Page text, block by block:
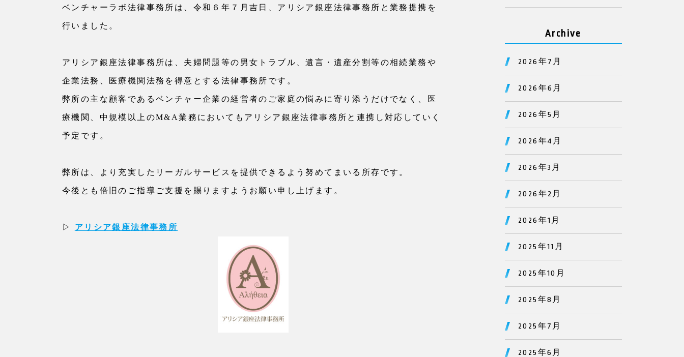
ベンチャーラボ法律事務所は、令和６年７月吉日、アリシア銀座法律事務所と業務提携を
行いました。
アリシア銀座法律事務所は、夫婦問題等の男女トラブル、遺言・遺産分割等の相続業務や
企業法務、医療機関法務を得意とする法律事務所です。
弊所の主な顧客であるベンチャー企業の経営者のご家庭の悩みに寄り添うだけでなく、医
療機関、中規模以上のM&A業務においてもアリシア銀座法律事務所と連携し対応していく
予定です。
弊所は、より充実したリーガルサービスを提供できるよう努めてまいる所存です。
今後とも倍旧のご指導ご支援を賜りますようお願い申し上げます。
▷ アリシア銀座法律事務所
Archive
2026年7月
2026年6月
2026年5月
2026年4月
2026年3月
2026年2月
2026年1月
2025年11月
2025年10月
2025年8月
2025年7月
2025年6月